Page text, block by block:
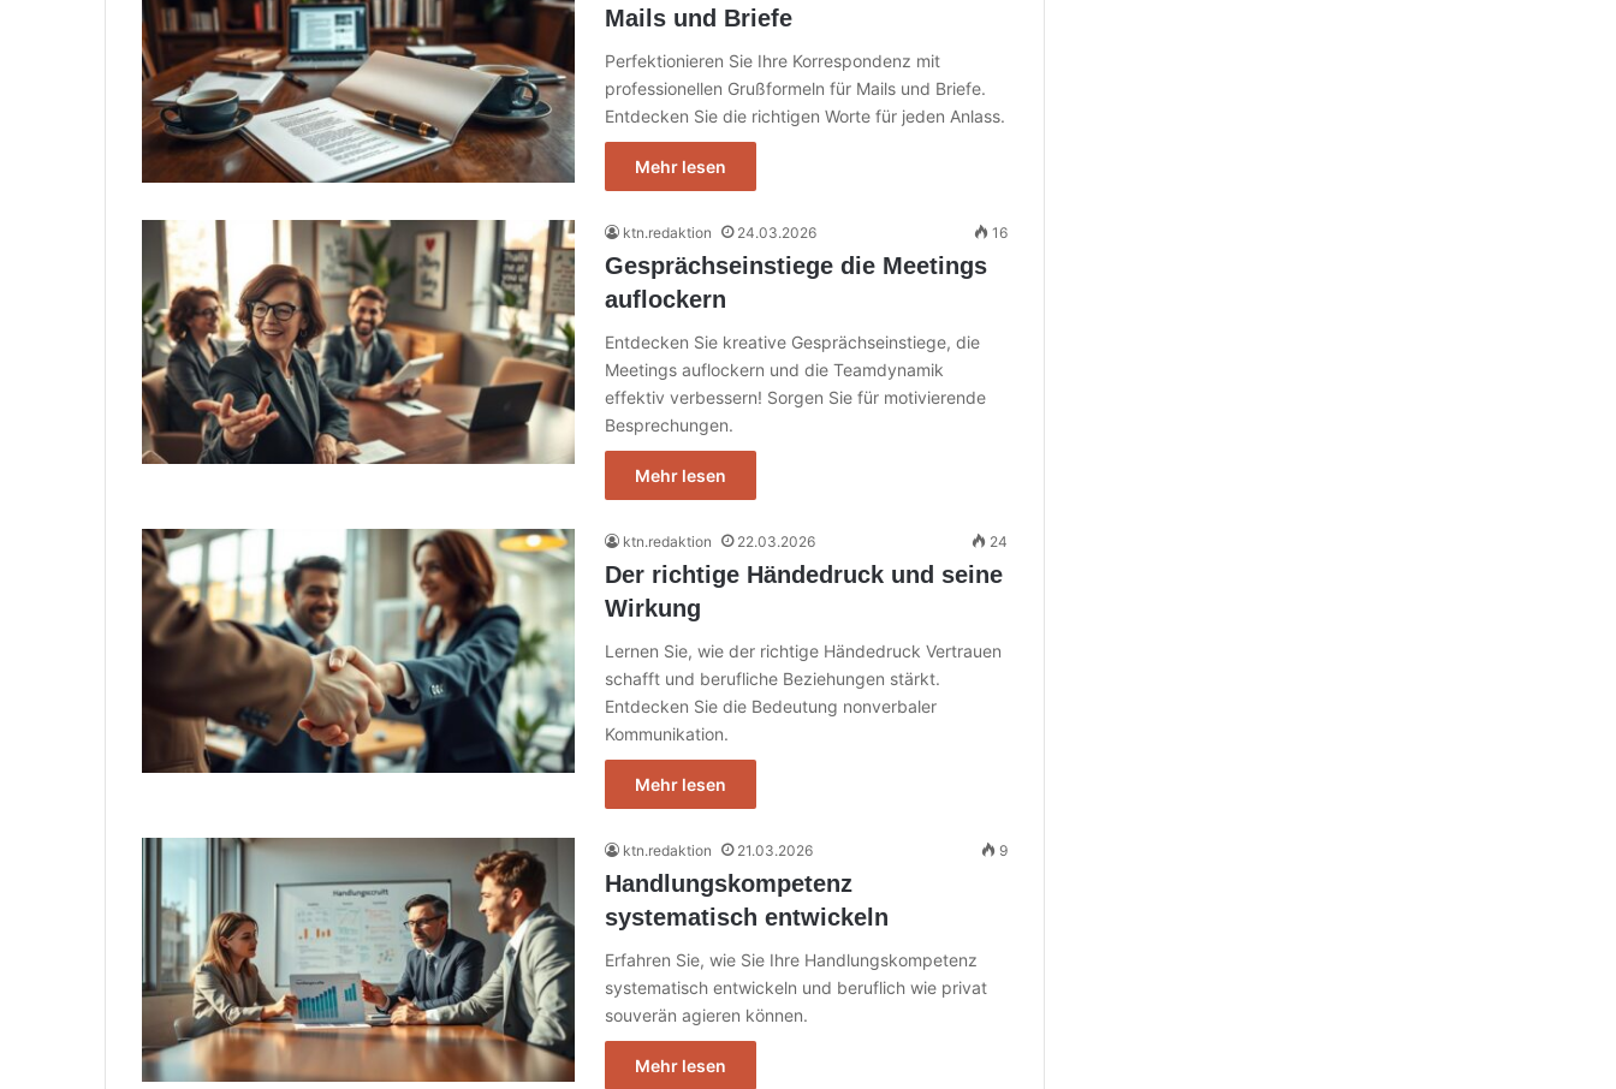
Mails und Briefe
Perfektionieren Sie Ihre Korrespondenz mit
professionellen Grußformeln für Mails und Briefe.
Entdecken Sie die richtigen Worte für jeden Anlass.
Mehr lesen
ktn.redaktion 24.03.2026 16
Gesprächseinstiege die Meetings
auflockern
Entdecken Sie kreative Gesprächseinstiege, die
Meetings auflockern und die Teamdynamik
effektiv verbessern! Sorgen Sie für motivierende
Besprechungen.
Mehr lesen
ktn.redaktion 22.03.2026 24
Der richtige Händedruck und seine
Wirkung
Lernen Sie, wie der richtige Händedruck Vertrauen
schafft und berufliche Beziehungen stärkt.
Entdecken Sie die Bedeutung nonverbaler
Kommunikation.
Mehr lesen
ktn.redaktion 21.03.2026 9
Handlungskompetenz
systematisch entwickeln
Erfahren Sie, wie Sie Ihre Handlungskompetenz
systematisch entwickeln und beruflich wie privat
souverän agieren können.
Mehr lesen